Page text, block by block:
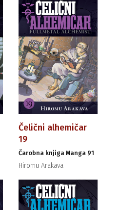
Čelični alhemičar
19
Čarobna knjiga Manga 91
Hiromu Arakava